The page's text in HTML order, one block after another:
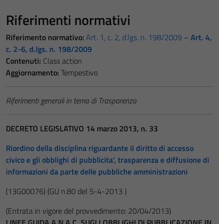
Riferimenti normativi
Riferimento normativo: Art. 1, c. 2, d.lgs. n. 198/2009 – Art. 4,
c. 2-6, d.lgs. n. 198/2009
Contenuti: Class action
Aggiornamento: Tempestivo
Riferimenti generali in tema di Trasparenza
DECRETO LEGISLATIVO 14 marzo 2013, n. 33
Riordino della disciplina riguardante il diritto di accesso
civico e gli obblighi di pubblicita’, trasparenza e diffusione di
informazioni da parte delle pubbliche amministrazioni
(13G00076) (GU n.80 del 5-4-2013 )
(Entrata in vigore del provvedimento: 20/04/2013)